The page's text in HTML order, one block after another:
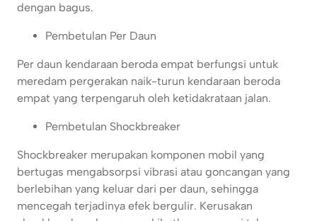
dengan bagus.
Pembetulan Per Daun
Per daun kendaraan beroda empat berfungsi untuk
meredam pergerakan naik-turun kendaraan beroda
empat yang terpengaruh oleh ketidakrataan jalan.
Pembetulan Shockbreaker
Shockbreaker merupakan komponen mobil yang
bertugas mengabsorpsi vibrasi atau goncangan yang
berlebihan yang keluar dari per daun, sehingga
mencegah terjadinya efek bergulir. Kerusakan